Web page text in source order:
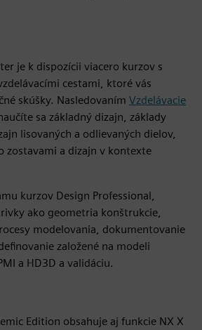
je k dispozícii viacero kurzov s
cestami, ktoré vás
skúšky. Nasledovaním Vzdelávacie
sa základný dizajn, základy
lisovaných a odlievaných dielov,
zostavami a dizajn v kontexte
kurzov Design Professional,
ako geometria konštrukcie,
modelovania, dokumentovanie
založené na modeli
a HD3D a validáciu.
Edition obsahuje aj funkcie NX X